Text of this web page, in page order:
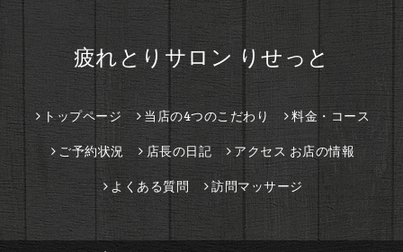
疲れとりサロン りせっと
トップページ 当店の4つのこだわり 料金・コース
ご予約状況 店長の日記 アクセス お店の情報
よくある質問 訪問マッサージ